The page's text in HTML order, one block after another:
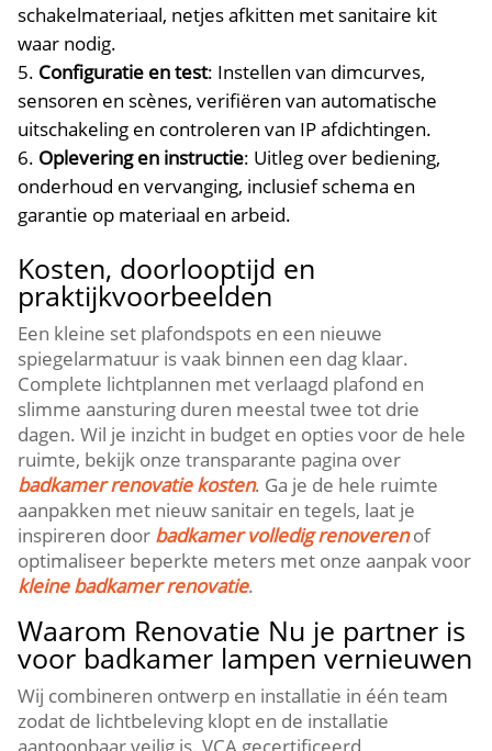
schakelmateriaal, netjes afkitten met sanitaire kit
waar nodig.​
Configuratie en test: Instellen van dimcurves,
sensoren en scènes, verifiëren van automatische
uitschakeling en controleren van IP afdichtingen.​
Oplevering en instructie: Uitleg over bediening,
onderhoud en vervanging, inclusief schema en
garantie op materiaal en arbeid.​
Kosten, doorlooptijd en
praktijkvoorbeelden
Een kleine set plafondspots en een nieuwe
spiegelarmatuur is vaak binnen een dag klaar.​
Complete lichtplannen met verlaagd plafond en
slimme aansturing duren meestal twee tot drie
dagen.​ Wil je inzicht in budget en opties voor de hele
ruimte, bekijk onze transparante pagina over
badkamer renovatie kosten.​ Ga je de hele ruimte
aanpakken met nieuw sanitair en tegels, laat je
inspireren door badkamer volledig renoverenof
optimaliseer beperkte meters met onze aanpak voor
kleine badkamer renovatie.​
Waarom Renovatie Nu je partner is
voor badkamer lampen vernieuwen
Wij combineren ontwerp en installatie in één team
zodat de lichtbeleving klopt en de installatie